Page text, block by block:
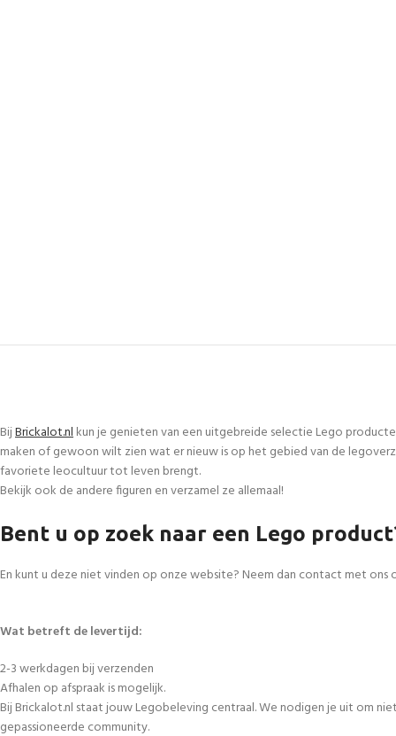
BijBrickalot.nlkun je genieten van een uitgebreide selectie Lego
maken of gewoon wilt zien wat er nieuw is op het gebied van de
favoriete leocultuur tot leven brengt.
Bekijk ook de andere figuren en verzamel ze allemaal!
Bent u op zoek naar een Lego
En kunt u deze niet vinden op onze website? Neem dan contact met ons
Wat betreft de levertijd:
2-3 werkdagen bij verzenden
Afhalen op afspraak is mogelijk.
Bij Brickalot.nl staat jouw Legobeleving centraal. We nodigen je uit om
gepassioneerde community.